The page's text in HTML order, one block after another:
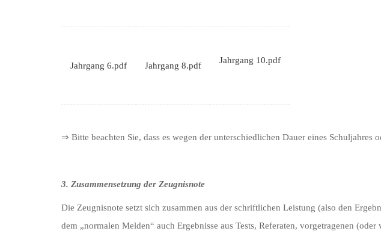
Jahrgang 6.pdf Jahrgang 8.pdf
Jahrgang 10.pdf
⇒ Bitte beachten Sie, dass es wegen der unterschiedlichen Dauer eines
3. Zusammensetzung der Zeugnisnote
Die Zeugnisnote setzt sich zusammen aus der schriftlichen Leistung (also den
dem „normalen Melden“ auch Ergebnisse aus Tests, Referaten, vorgetragenen